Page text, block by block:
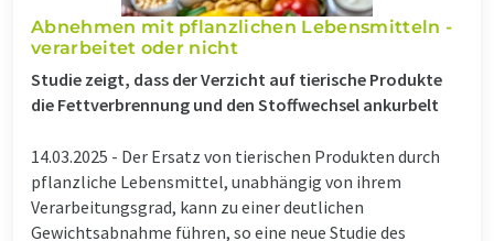
Abnehmen mit pflanzlichen Lebensmitteln -
verarbeitet oder nicht
Studie zeigt, dass der Verzicht auf tierische Produkte
die Fettverbrennung und den Stoffwechsel ankurbelt
14.03.2025 - Der Ersatz von tierischen Produkten durch
pflanzliche Lebensmittel, unabhängig von ihrem
Verarbeitungsgrad, kann zu einer deutlichen
Gewichtsabnahme führen, so eine neue Studie des